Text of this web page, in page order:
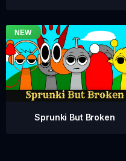
Sprunki But Broken